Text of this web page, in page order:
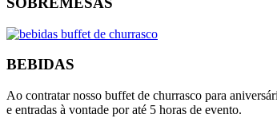
BEBIDAS
Ao contratar nosso buffet de churrasco para
e entradas à vontade por até 5 horas de evento.